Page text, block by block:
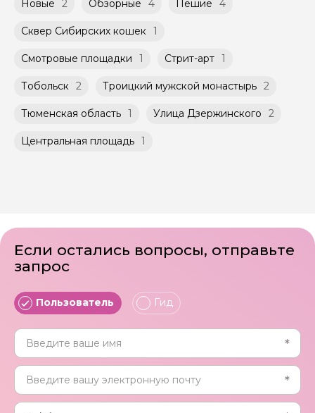
Новые 2 Обзорные 4 Пешие 4
Сквер Сибирских кошек 1
Смотровые площадки 1 Стрит-арт 1
Тобольск 2 Троицкий мужской монастырь 2
Тюменская область 1 Улица Дзержинского 2
Центральная площадь 1
Если остались вопросы, отправьте
запрос
Пользователь Гид